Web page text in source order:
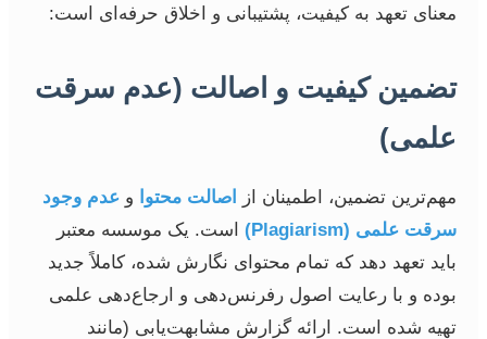
معنای تعهد به کیفیت، پشتیبانی و اخلاق حرفه‌ای است:
تضمین کیفیت و اصالت (عدم سرقت
علمی)
مهم‌ترین تضمین، اطمینان از اصالت محتوا و عدم وجود
سرقت علمی (Plagiarism)
است. یک موسسه معتبر
باید تعهد دهد که تمام محتوای نگارش شده، کاملاً جدید
بوده و با رعایت اصول رفرنس‌دهی و ارجاع‌دهی علمی
تهیه شده است. ارائه گزارش مشابهت‌یابی (مانند